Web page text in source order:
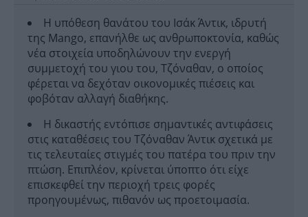
Η υπόθεση θανάτου του Ισάκ Άντικ, ιδρυτή
της Mango, επανήλθε ως ανθρωποκτονία, καθώς
νέα στοιχεία υποδηλώνουν την ενεργή
συμμετοχή του γιου του, Τζόναθαν, ο οποίος
φέρεται να δεχόταν οικονομικές πιέσεις και
φοβόταν αλλαγή διαθήκης.
Η δικαστής εντόπισε σημαντικές αντιφάσεις
στις καταθέσεις του Τζόναθαν Άντικ σχετικά με
τις τελευταίες στιγμές του πατέρα του πριν την
πτώση. Επιπλέον, κρίνεται ύποπτο ότι είχε
επισκεφθεί την περιοχή τρεις φορές
προηγουμένως, πιθανόν ως προετοιμασία.